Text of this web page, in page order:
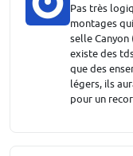
Pas très
montages
selle
existe des
que des
légers, ils
pour un